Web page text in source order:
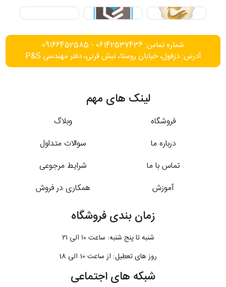
شماره تماس: 06142537436 - 09166452585
آدرس: دزفول، خیابان روستا، نبش قرنی، دفتر مهندسی P&S
لینک های مهم
فروشگاه
وبلاگ
درباره ما
سوالات متداول
تماس با ما
شرایط مرجوعی
آموزش
همکاری در فروش
زمان بندی فروشگاه
شنبه تا پنج شنبه: ساعت ۱۰ الی ۲۱
روز های تعطیل: از ساعت 10 الی 18
شبکه های اجتماعی